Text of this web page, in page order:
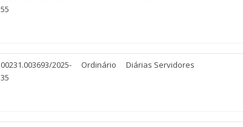
55
00231.003693/2025-
35
Ordinário Diárias Servidores